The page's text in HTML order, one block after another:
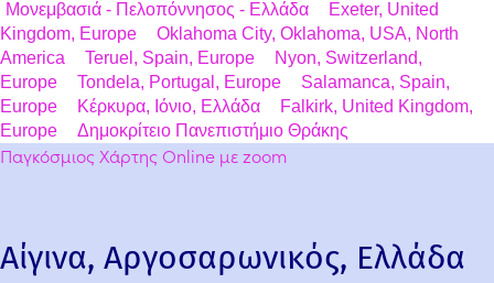
Μονεμβασιά - Πελοπόννησος - Ελλάδα
Exeter, United
Kingdom, Europe
Oklahoma City, Oklahoma, USA, North
America
Teruel, Spain, Europe
Nyon, Switzerland,
Europe
Tondela, Portugal, Europe
Salamanca, Spain,
Europe
Κέρκυρα, Ιόνιο, Ελλάδα
Falkirk, United Kingdom,
Europe
Δημοκρίτειο Πανεπιστήμιο Θράκης
Παγκόσμιος Χάρτης Online με zoom
Αίγινα, Αργοσαρωνικός, Ελλάδα